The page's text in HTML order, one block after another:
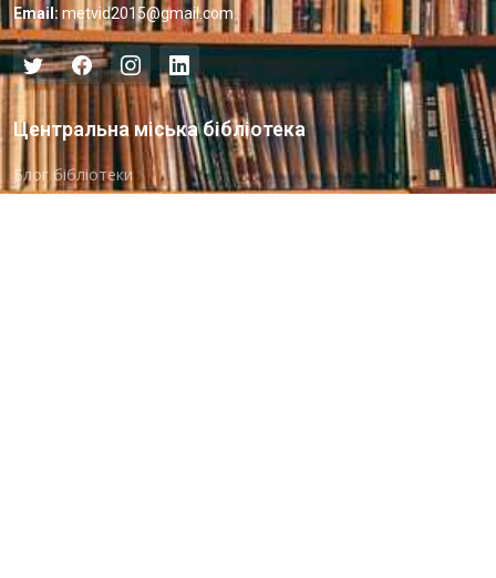
Email: metvid2015@gmail.com
Центральна міська бібліотека
Блог бібліотеки